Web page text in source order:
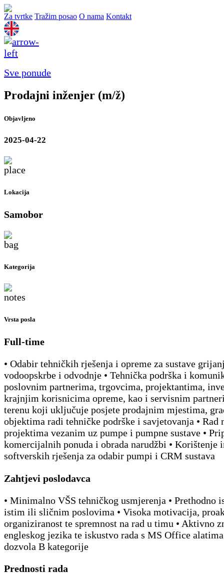
Za tvrtke Tražim posao O nama Kontakt
Sve ponude
Prodajni inženjer (m/ž)
Objavljeno
2025-04-22
Lokacija
Samobor
Kategorija
Vrsta posla
Full-time
• Odabir tehničkih rješenja i opreme za sustave
vodoopskrbe i odvodnje • Tehnička podrška i
poslovnim partnerima, trgovcima, projektantima,
krajnjim korisnicima opreme, kao i servisnim
terenu koji uključuje posjete prodajnim mjestima,
objektima radi tehničke podrške i savjetovanja • Rad
projektima vezanim uz pumpe i pumpne sustave •
komercijalnih ponuda i obrada narudžbi • Korištenje
softverskih rješenja za odabir pumpi i CRM sustava
Zahtjevi poslodavca
• Minimalno VŠS tehničkog usmjerenja • Prethodno
istim ili sličnim poslovima • Visoka motivacija,
organiziranost te spremnost na rad u timu • Aktivno
engleskog jezika te iskustvo rada s MS Office alatima
dozvola B kategorije
Prednosti rada